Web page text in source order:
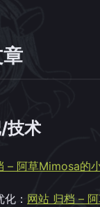
技术
– 阿草Mimosa的
： 网站 归档 –